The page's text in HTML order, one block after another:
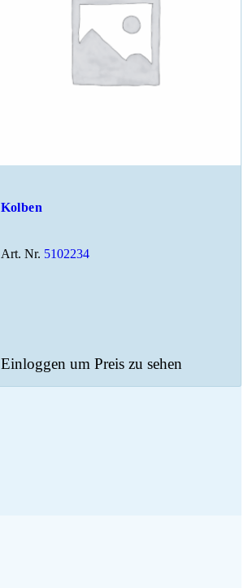
Kolben
Art. Nr. 5102234
Einloggen um Preis zu sehen